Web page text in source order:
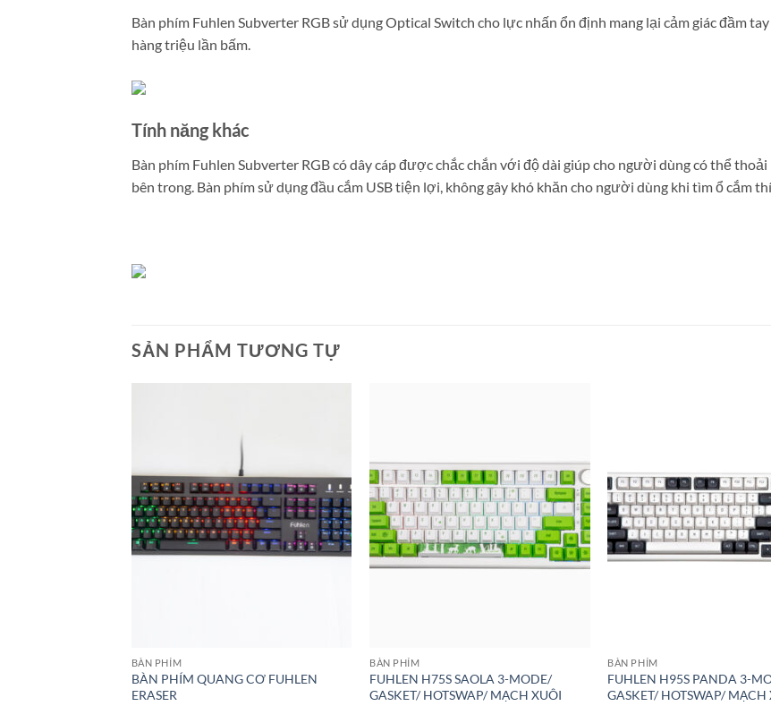
Bàn phím Fuhlen Subverter RGB sử dụng Optical Switch cho lực nhấn ổn định mang lại cảm giác đầm
hàng triệu lần bấm.
Tính năng khác
Bàn phím Fuhlen Subverter RGB có dây cáp được chắc chắn với độ dài giúp cho người dùng có thể
bên trong. Bàn phím sử dụng đầu cắm USB tiện lợi, không gây khó khăn cho người dùng khi tìm ổ cắm
SẢN PHẨM TƯƠNG TỰ
BÀN PHÍM
BÀN PHÍM QUANG CƠ FUHLEN
ERASER
BÀN PHÍM
FUHLEN H75S SAOLA 3-MODE/
GASKET/ HOTSWAP/ MẠCH XUÔI
BÀN PHÍM
FUHLEN H95S PANDA 3-
GASKET/ HOTSWAP/ MẠCH